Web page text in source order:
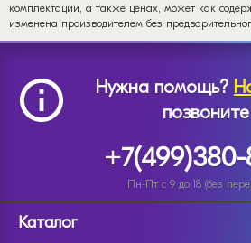
комплектации, а также ценах, может как
изменена производителем без
Нужна помощь?
+7(499)380-
Пн-Пт с 9 до 18 (без
Каталог